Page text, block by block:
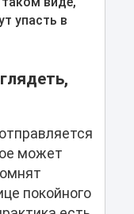
упасть в
может
покойного